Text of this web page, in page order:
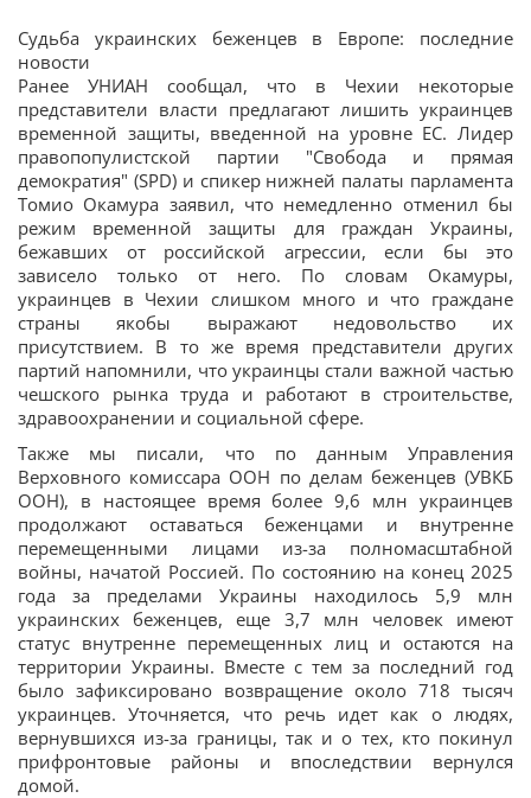
Судьба украинских беженцев в Европе: последние
новости
Ранее УНИАН сообщал, что в Чехии некоторые
представители власти предлагают лишить украинцев
временной защиты, введенной на уровне ЕС. Лидер
правопопулистской партии "Свобода и прямая
демократия" (SPD) и спикер нижней палаты парламента
Томио Окамура заявил, что немедленно отменил бы
режим временной защиты для граждан Украины,
бежавших от российской агрессии, если бы это
зависело только от него. По словам Окамуры,
украинцев в Чехии слишком много и что граждане
страны якобы выражают недовольство их
присутствием. В то же время представители других
партий напомнили, что украинцы стали важной частью
чешского рынка труда и работают в строительстве,
здравоохранении и социальной сфере.
Также мы писали, что по данным Управления
Верховного комиссара ООН по делам беженцев (УВКБ
ООН), в настоящее время более 9,6 млн украинцев
продолжают оставаться беженцами и внутренне
перемещенными лицами из-за полномасштабной
войны, начатой Россией. По состоянию на конец 2025
года за пределами Украины находилось 5,9 млн
украинских беженцев, еще 3,7 млн человек имеют
статус внутренне перемещенных лиц и остаются на
территории Украины. Вместе с тем за последний год
было зафиксировано возвращение около 718 тысяч
украинцев. Уточняется, что речь идет как о людях,
вернувшихся из-за границы, так и о тех, кто покинул
прифронтовые районы и впоследствии вернулся
домой.